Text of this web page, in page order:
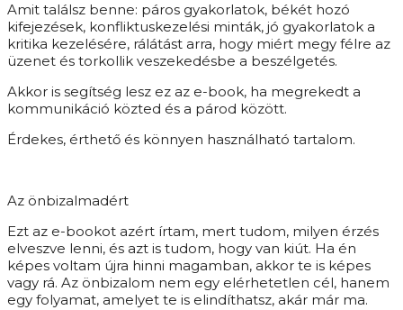
Amit találsz benne: páros gyakorlatok, békét hozó
kifejezések, konfliktuskezelési minták, jó gyakorlatok a
kritika kezelésére, rálátást arra, hogy miért megy félre az
üzenet és torkollik veszekedésbe a beszélgetés.
Akkor is segítség lesz ez az e-book, ha megrekedt a
kommunikáció közted és a párod között.
Érdekes, érthető és könnyen használható tartalom.
Az önbizalmadért
Ezt az e-bookot azért írtam, mert tudom, milyen érzés
elveszve lenni, és azt is tudom, hogy van kiút. Ha én
képes voltam újra hinni magamban, akkor te is képes
vagy rá. Az önbizalom nem egy elérhetetlen cél, hanem
egy folyamat, amelyet te is elindíthatsz, akár már ma.